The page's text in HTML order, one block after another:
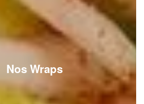
Nos Wraps